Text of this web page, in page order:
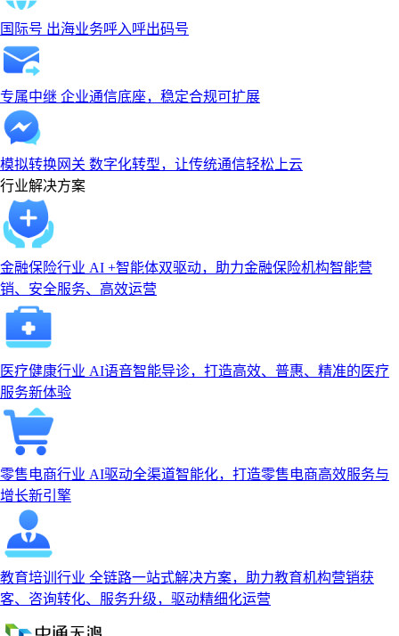
国际号 出海业务呼入呼出码号
专属中继 企业通信底座，稳定合规可扩展
模拟转换网关 数字化转型，让传统通信轻松上云
行业解决方案
金融保险行业 AI +智能体双驱动，助力金融保险机构智能营
销、安全服务、高效运营
医疗健康行业 AI语音智能导诊，打造高效、普惠、精准的医疗
服务新体验
零售电商行业 AI驱动全渠道智能化，打造零售电商高效服务与
增长新引擎
教育培训行业 全链路一站式解决方案，助力教育机构营销获
客、咨询转化、服务升级，驱动精细化运营